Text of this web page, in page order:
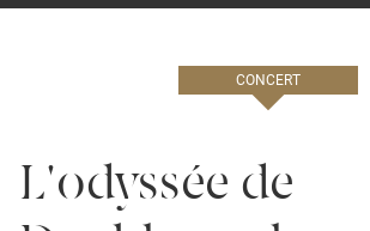
CONCERT
L'odyssée de